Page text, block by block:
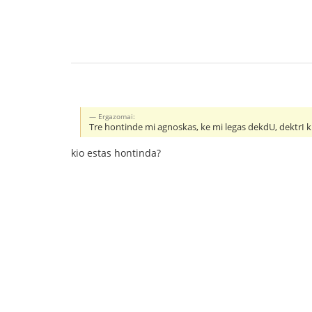
Ergazomai:
Tre hontinde mi agnoskas, ke mi legas dekdU, dektrI
kio estas hontinda?